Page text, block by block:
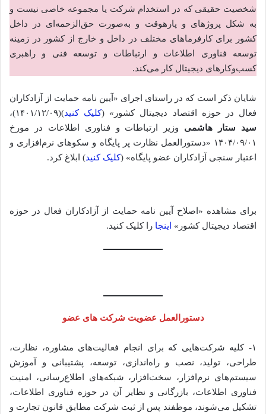
شخصیت حقیقی که در استخدام شرکت یا مجموعه خاصی نیست و
به شکل پروژه­ای و پاره­وقت و به‌صورت حق‌­الزحمه‌­ای در داخل
کشور برای کارفرماهای مختلف در داخل و خارج از کشور در زمینه
توسعه فناوری اطلاعات و ارتباطات و توسعه فنی و راهبری
کسب‌وکارهای دیجیتال کار می­‌کند.
شایان ذکر است که در راستای اجرای «آیین ­نامه حمایت از آزادکاران
فعال در حوزه اقتصاد دیجیتال کشور» (کلیک کنید)(۱۴۰۱/۱۲/۰۹)،
سید ستار هاشمی وزیر ارتباطات و فناوری اطلاعات در مورخ
۱۴۰۴/۰۹/۰۱ «دستورالعمل نظارت پر پایگاه و سکوهای نرم‌افزاری و
اعتبار سنجی آزادکاران عضو پایگاه» (کلیک کنید) ابلاغ کرد.
برای مشاهده «اصلاح آیین نامه حمایت از آزادکاران فعال در حوزه
اقتصاد دیجیتال کشور»
اینجا را کلیک کنید.
دستورالعمل عضویت شرکت های عضو
۱- کلیه شرکت‌هایی که برای انجام فعالیت‌های مشاوره، نظارت،
طراحی، تولید، نصب و راه‌اندازی، توسعه، پشتیبانی و آموزش
سیستم‌های نرم‌افزار، سخت‌افزار، شبکه‌های اطلاع‌رسانی، امنیت
فناوری اطلاعات، بازرگانی و نظایر آن در حوزه فناوری اطلاعات،
تشکیل می‌شوند، موظفند پس از ثبت شرکت مطابق قانون تجارت و